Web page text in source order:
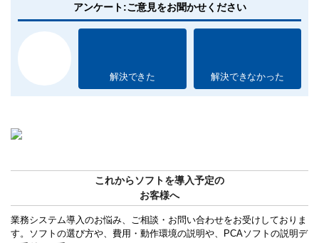
アンケート:ご意見をお聞かせください
解決できた 解決できなかった
これからソフトを導入予定の
お客様へ
業務システム導入のお悩み、ご相談・お問い合わせをお受けしておりま
す。ソフトの選び方や、費用・動作環境の説明や、PCAソフトの説明デ